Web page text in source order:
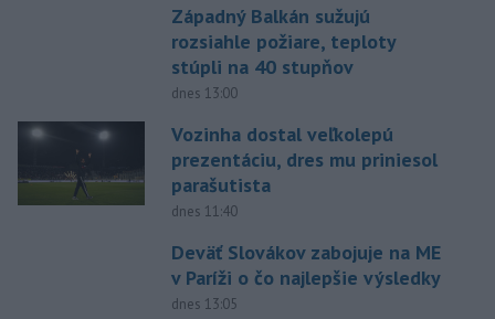
Západný Balkán sužujú
rozsiahle požiare, teploty
stúpli na 40 stupňov
dnes 13:00
Vozinha dostal veľkolepú
prezentáciu, dres mu priniesol
parašutista
dnes 11:40
Deväť Slovákov zabojuje na ME
v Paríži o čo najlepšie výsledky
dnes 13:05